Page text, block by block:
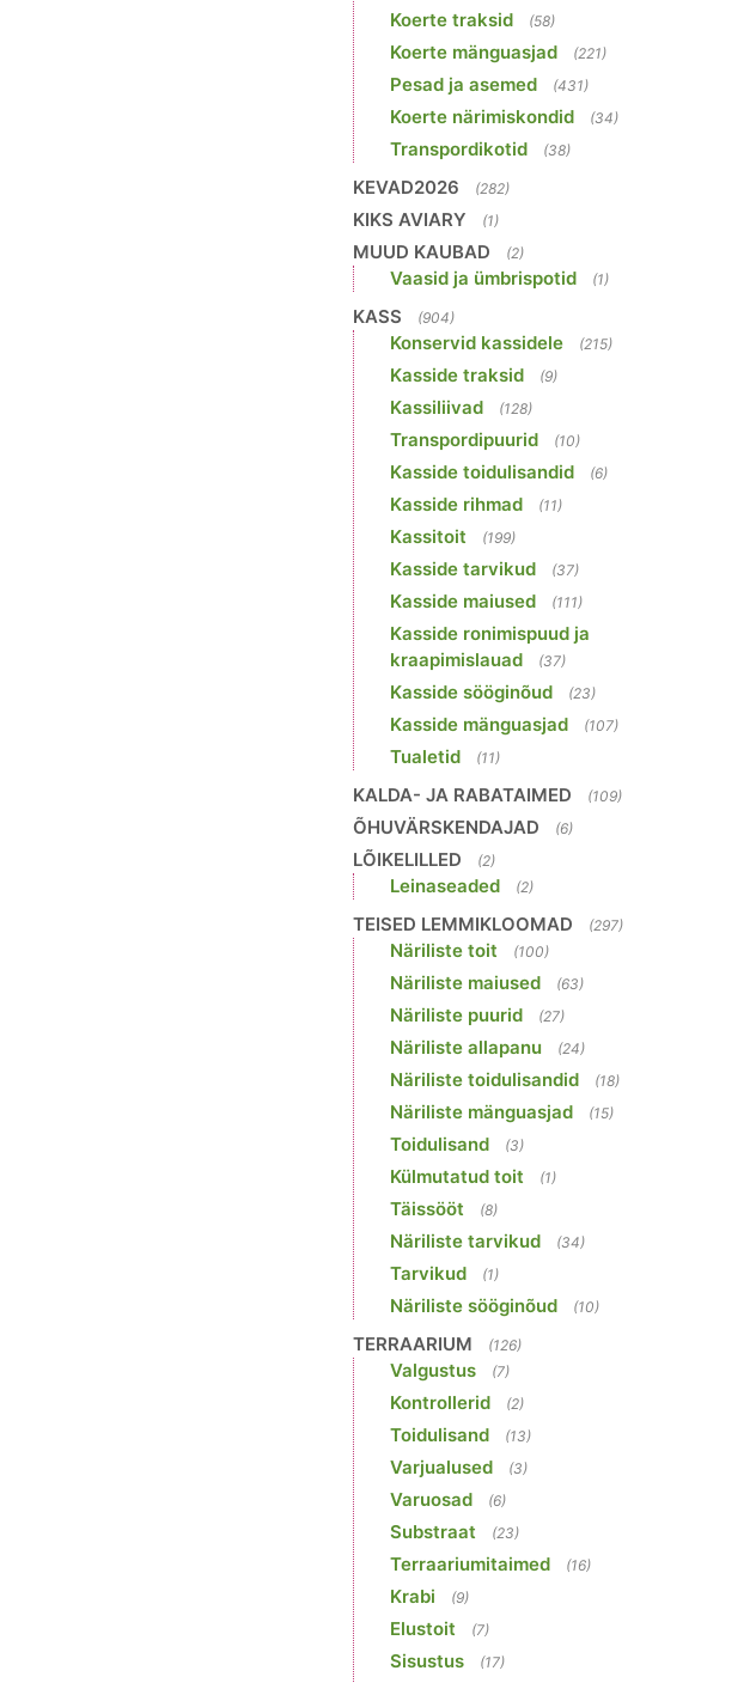
Koerte traksid (58)
Koerte mänguasjad (221)
Pesad ja asemed (431)
Koerte närimiskondid (34)
Transpordikotid (38)
KEVAD2026 (282)
KIKS AVIARY (1)
MUUD KAUBAD (2)
Vaasid ja ümbrispotid (1)
KASS (904)
Konservid kassidele (215)
Kasside traksid (9)
Kassiliivad (128)
Transpordipuurid (10)
Kasside toidulisandid (6)
Kasside rihmad (11)
Kassitoit (199)
Kasside tarvikud (37)
Kasside maiused (111)
Kasside ronimispuud ja
kraapimislauad
(37)
Kasside sööginõud (23)
Kasside mänguasjad (107)
Tualetid (11)
KALDA- JA RABATAIMED (109)
ÕHUVÄRSKENDAJAD (6)
LÕIKELILLED (2)
Leinaseaded (2)
TEISED LEMMIKLOOMAD (297)
Näriliste toit (100)
Näriliste maiused (63)
Näriliste puurid (27)
Näriliste allapanu (24)
Näriliste toidulisandid (18)
Näriliste mänguasjad (15)
Toidulisand (3)
Külmutatud toit (1)
Täissööt (8)
Näriliste tarvikud (34)
Tarvikud (1)
Näriliste sööginõud (10)
TERRAARIUM (126)
Valgustus (7)
Kontrollerid (2)
Toidulisand (13)
Varjualused (3)
Varuosad (6)
Substraat (23)
Terraariumitaimed (16)
Krabi (9)
Elustoit (7)
Sisustus (17)